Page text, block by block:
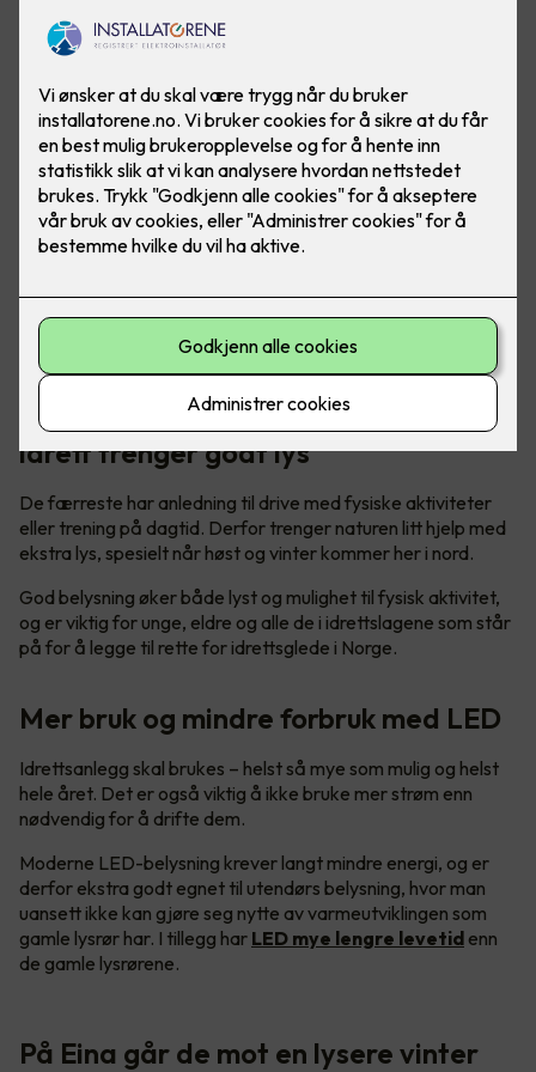
God folkehelse trenger idrett – og
idrett trenger godt lys
De færreste har anledning til drive med fysiske aktiviteter
eller trening på dagtid. Derfor trenger naturen litt hjelp med
ekstra lys, spesielt når høst og vinter kommer her i nord.
God belysning øker både lyst og mulighet til fysisk aktivitet,
og er viktig for unge, eldre og alle de i idrettslagene som står
på for å legge til rette for idrettsglede i Norge.
Mer bruk og mindre forbruk med LED
Idrettsanlegg skal brukes – helst så mye som mulig og helst
hele året. Det er også viktig å ikke bruke mer strøm enn
nødvendig for å drifte dem.
Moderne LED-belysning krever langt mindre energi, og er
derfor ekstra godt egnet til utendørs belysning, hvor man
uansett ikke kan gjøre seg nytte av varmeutviklingen som
gamle lysrør har. I tillegg har LED mye lengre levetid enn
de gamle lysrørene.
På Eina går de mot en lysere vinter